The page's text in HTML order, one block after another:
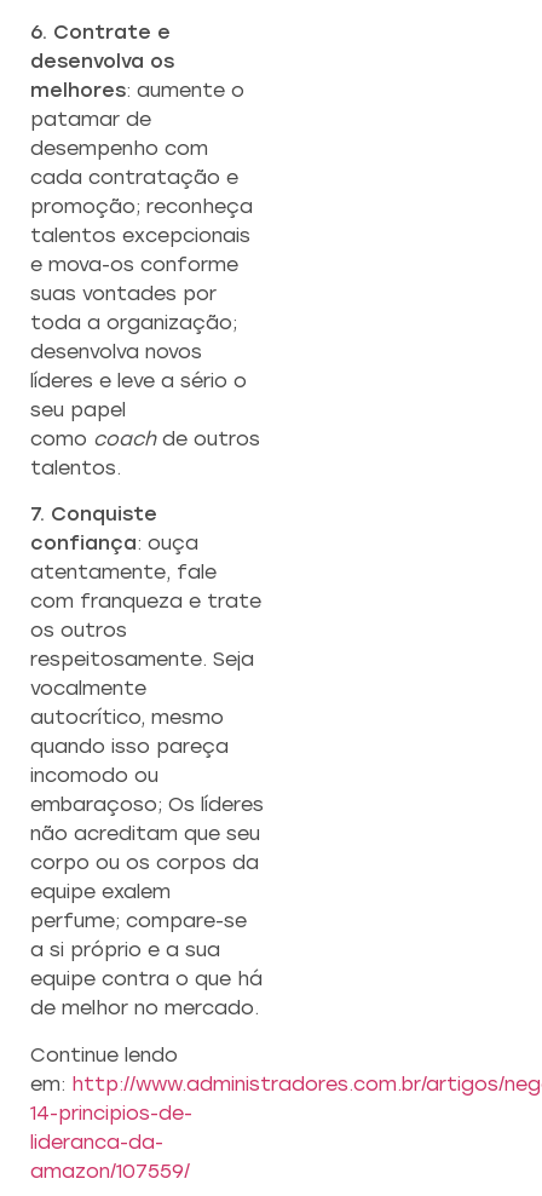
6. Contrate e
desenvolva os
melhores: aumente o
patamar de
desempenho com
cada contratação e
promoção; reconheça
talentos excepcionais
e mova-os conforme
suas vontades por
toda a organização;
desenvolva novos
líderes e leve a sério o
seu papel
como coach de outros
talentos.
7. Conquiste
confiança: ouça
atentamente, fale
com franqueza e trate
os outros
respeitosamente. Seja
vocalmente
autocrítico, mesmo
quando isso pareça
incomodo ou
embaraçoso; Os líderes
não acreditam que seu
corpo ou os corpos da
equipe exalem
perfume; compare-se
a si próprio e a sua
equipe contra o que há
de melhor no mercado.
Continue lendo
em: http://www.administradores.com.br/artigos/
14-principios-de-
lideranca-da-
amazon/107559/